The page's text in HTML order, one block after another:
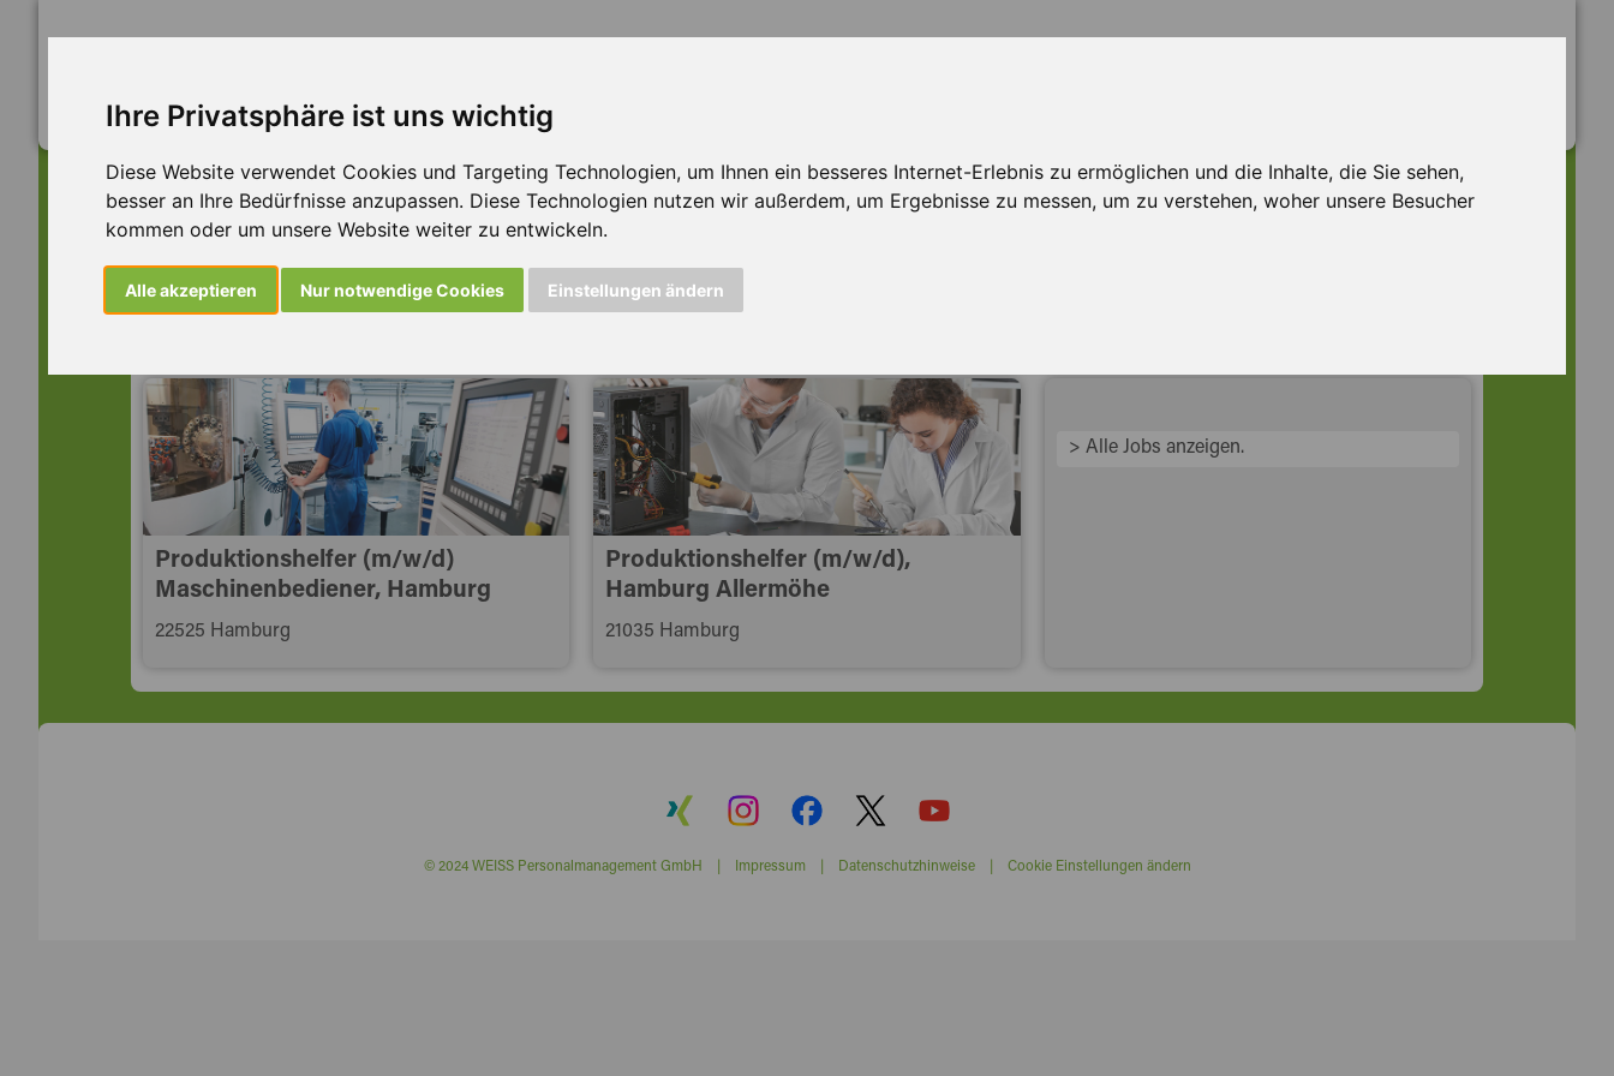
Ihre Privatsphäre ist uns wichtig
Diese Website verwendet Cookies und Targeting Technologien, um Ihnen ein besseres Internet-Erlebnis zu ermöglichen und die Inhalte, die Sie sehen,
besser an Ihre Bedürfnisse anzupassen. Diese Technologien nutzen wir außerdem, um Ergebnisse zu messen, um zu verstehen, woher unsere Besucher
kommen oder um unsere Website weiter zu entwickeln.
Alle akzeptieren Nur notwendige Cookies Einstellungen ändern
Dieser Job ist leider nicht mehr verfügbar ...
... aber vielleicht ist hier etwas dabei:
Produktionshelfer (m/w/d)
Maschinenbediener, Hamburg
22525 Hamburg
Produktionshelfer (m/w/d),
Hamburg Allermöhe
21035 Hamburg
> Alle Jobs anzeigen.
© 2024 WEISS Personalmanagement GmbH | Impressum| Datenschutzhinweise| Cookie Einstellungen ändern